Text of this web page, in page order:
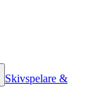
Skivspelare &